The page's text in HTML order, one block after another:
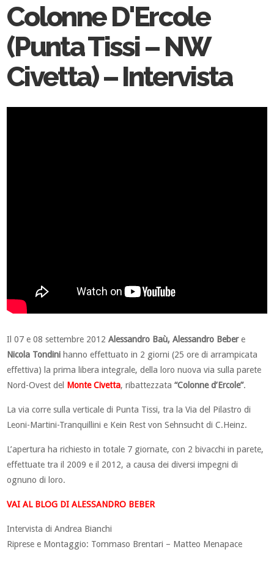
Colonne D'Ercole
(Punta Tissi – NW
Civetta) – Intervista
Il 07 e 08 settembre 2012Alessandro Baù, Alessandro Bebere
Nicola Tondini hanno effettuato in 2 giorni (25 ore di arrampicata
effettiva) la prima libera integrale, della loro nuova via sulla parete
Nord-Ovest del Monte Civetta, ribattezzata“Colonne d’Ercole”.
La via corre sulla verticale di Punta Tissi, tra la Via del Pilastro di
Leoni-Martini-Tranquillini e Kein Rest von Sehnsucht di C.Heinz.
L’apertura ha richiesto in totale 7 giornate, con 2 bivacchi in parete,
effettuate tra il 2009 e il 2012, a causa dei diversi impegni di
ognuno di loro.
VAI AL BLOG DI ALESSANDRO BEBER
Intervista di Andrea Bianchi
Riprese e Montaggio: Tommaso Brentari – Matteo Menapace